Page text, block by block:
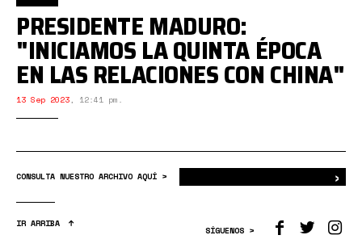
PRESIDENTE MADURO:
"INICIAMOS LA QUINTA ÉPOCA
EN LAS RELACIONES CON CHINA"
13 Sep 2023, 12:41 pm.
CONSULTA NUESTRO ARCHIVO AQUÍ > ›
IR ARRIBA
SÍGUENOS >